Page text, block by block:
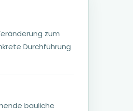
zum
Durchführung
bauliche